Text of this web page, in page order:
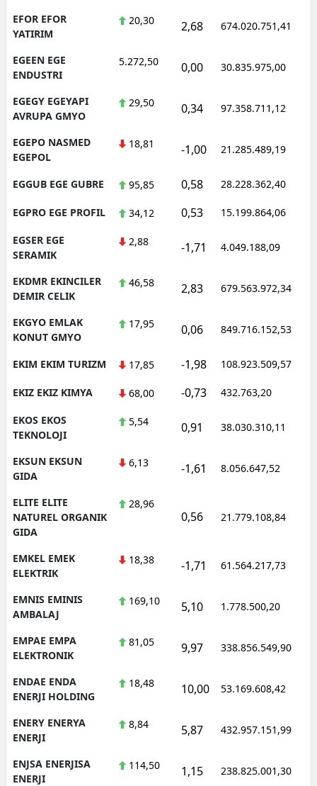
EFOR EFOR
YATIRIM
20,30 2,68 674.020.751,41
EGEEN EGE
ENDUSTRI
5.272,50 0,00 30.835.975,00
EGEGY EGEYAPI
AVRUPA GMYO
29,50 0,34 97.358.711,12
EGEPO NASMED
EGEPOL
18,81 -1,00 21.285.489,19
EGGUB EGE GUBRE 95,85 0,58 28.228.362,40
EGPRO EGE PROFIL 34,12 0,53 15.199.864,06
EGSER EGE
SERAMIK
2,88 -1,71 4.049.188,09
EKDMR EKINCILER
DEMIR CELIK
46,58 2,83 679.563.972,34
EKGYO EMLAK
KONUT GMYO
17,95 0,06 849.716.152,53
EKIM EKIM TURIZM 17,85 -1,98 108.923.509,57
EKIZ EKIZ KIMYA 68,00 -0,73 432.763,20
EKOS EKOS
TEKNOLOJI
5,54 0,91 38.030.310,11
EKSUN EKSUN
GIDA
6,13 -1,61 8.056.647,52
ELITE ELITE
NATUREL ORGANIK
GIDA
28,96
0,56 21.779.108,84
EMKEL EMEK
ELEKTRIK
18,38 -1,71 61.564.217,73
EMNIS EMINIS
AMBALAJ
169,10 5,10 1.778.500,20
EMPAE EMPA
ELEKTRONIK
81,05 9,97 338.856.549,90
ENDAE ENDA
ENERJI HOLDING
18,48 10,00 53.169.608,42
ENERY ENERYA
ENERJI
8,84 5,87 432.957.151,99
ENJSA ENERJISA
ENERJI
114,50 1,15 238.825.001,30